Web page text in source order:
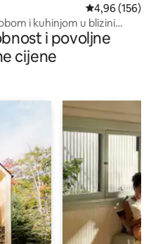
Prosječna
4,96 (156)
i kuhinjom u blizini
i povoljne
cijene